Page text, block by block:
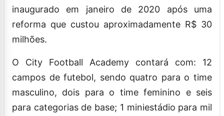
inaugurado em janeiro de 2020 após uma
reforma que custou aproximadamente R$ 30
milhões.
O City Football Academy contará com: 12
campos de futebol, sendo quatro para o time
masculino, dois para o time feminino e seis
para categorias de base; 1 miniestádio para mil